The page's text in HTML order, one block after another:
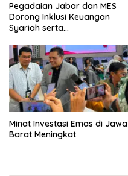
Pegadaian Jabar dan MES
Dorong Inklusi Keuangan
Syariah serta
Minat Investasi Emas di Jawa
Barat Meningkat